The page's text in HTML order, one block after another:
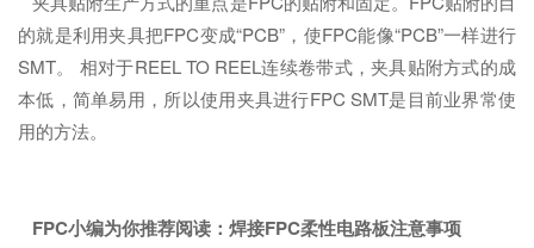
的就是利用夹具把FPC变成“PCB”，使FPC能像“PCB”一样进行
SMT。 相对于REEL TO REEL连续卷带式，夹具贴附方式的成
本低，简单易用，所以使用夹具进行FPC SMT是目前业界常使
用的方法。
FPC小编为你推荐阅读： 焊接FPC柔性电路板注意事项